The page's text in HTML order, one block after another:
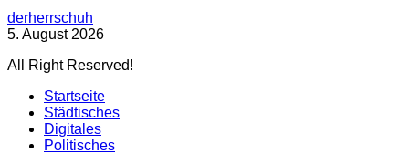
derherrschuh
5. August 2026
All Right Reserved!
Startseite
Städtisches
Digitales
Politisches